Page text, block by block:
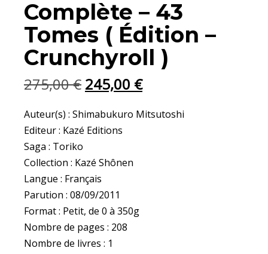
Complète – 43
Tomes ( Édition –
Crunchyroll )
275,00€
275,00 €.
245,00 €
245,00 €.
Auteur(s) : Shimabukuro Mitsutoshi
Editeur : Kazé Editions
Saga : Toriko
Collection : Kazé Shônen
Langue : Français
Parution : 08/09/2011
Format : Petit, de 0 à 350g
Nombre de pages : 208
Nombre de livres : 1